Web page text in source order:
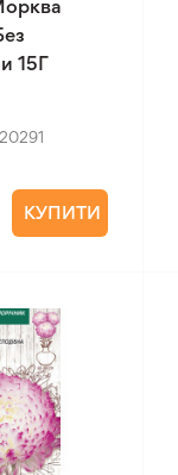
15Г
20291
КУПИТИ